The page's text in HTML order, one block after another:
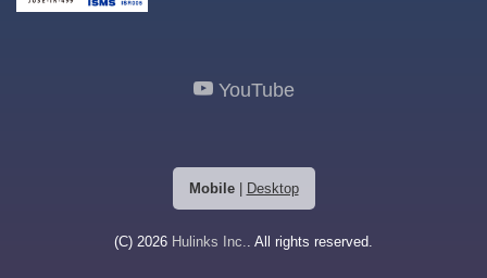
YouTube
Mobile| Desktop
(C) 2026 Hulinks Inc.. All rights reserved.